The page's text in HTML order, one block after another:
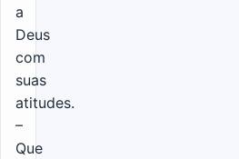
a
Deus
com
suas
atitudes.
–
Que